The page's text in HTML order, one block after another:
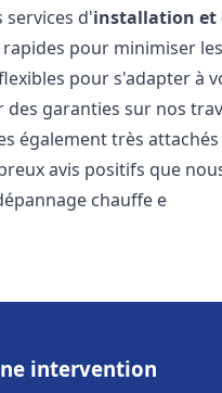
d'installation et
pour minimiser
pour s'adapter à
des garanties sur nos
également très
avis positifs que
chauffe e
intervention